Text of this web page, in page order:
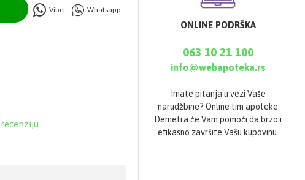
Viber Whatsapp
ONLINE PODRŠKA
063 10 21 100
info@webapoteka.rs
Imate pitanja u vezi Vaše
narudžbine? Online tim apoteke
Demetra će Vam pomoći da brzo i
efikasno završite Vašu kupovinu.